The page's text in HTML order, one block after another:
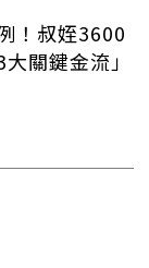
！叔姪3600
關鍵金流」